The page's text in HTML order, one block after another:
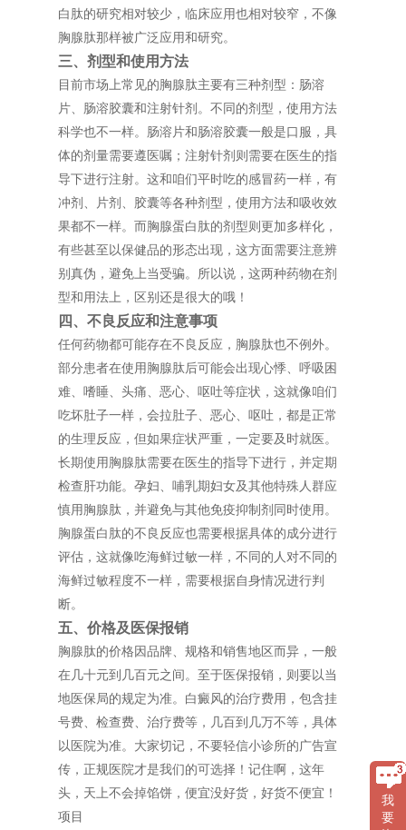
白肽的研究相对较少，临床应用也相对较窄，不像
胸腺肽那样被广泛应用和研究。
三、剂型和使用方法
目前市场上常见的胸腺肽主要有三种剂型：肠溶
片、肠溶胶囊和注射针剂。不同的剂型，使用方法
科学也不一样。肠溶片和肠溶胶囊一般是口服，具
体的剂量需要遵医嘱；注射针剂则需要在医生的指
导下进行注射。这和咱们平时吃的感冒药一样，有
冲剂、片剂、胶囊等各种剂型，使用方法和吸收效
果都不一样。而胸腺蛋白肽的剂型则更加多样化，
有些甚至以保健品的形态出现，这方面需要注意辨
别真伪，避免上当受骗。所以说，这两种药物在剂
型和用法上，区别还是很大的哦！
四、不良反应和注意事项
任何药物都可能存在不良反应，胸腺肽也不例外。
部分患者在使用胸腺肽后可能会出现心悸、呼吸困
难、嗜睡、头痛、恶心、呕吐等症状，这就像咱们
吃坏肚子一样，会拉肚子、恶心、呕吐，都是正常
的生理反应，但如果症状严重，一定要及时就医。
长期使用胸腺肽需要在医生的指导下进行，并定期
检查肝功能。孕妇、哺乳期妇女及其他特殊人群应
慎用胸腺肽，并避免与其他免疫抑制剂同时使用。
胸腺蛋白肽的不良反应也需要根据具体的成分进行
评估，这就像吃海鲜过敏一样，不同的人对不同的
海鲜过敏程度不一样，需要根据自身情况进行判
断。
五、价格及医保报销
胸腺肽的价格因品牌、规格和销售地区而异，一般
在几十元到几百元之间。至于医保报销，则要以当
地医保局的规定为准。白癜风的治疗费用，包含挂
号费、检查费、治疗费等，几百到几万不等，具体
以医院为准。大家切记，不要轻信小诊所的广告宣
传，正规医院才是我们的可选择！记住啊，这年
头，天上不会掉馅饼，便宜没好货，好货不便宜！
项目
我
要